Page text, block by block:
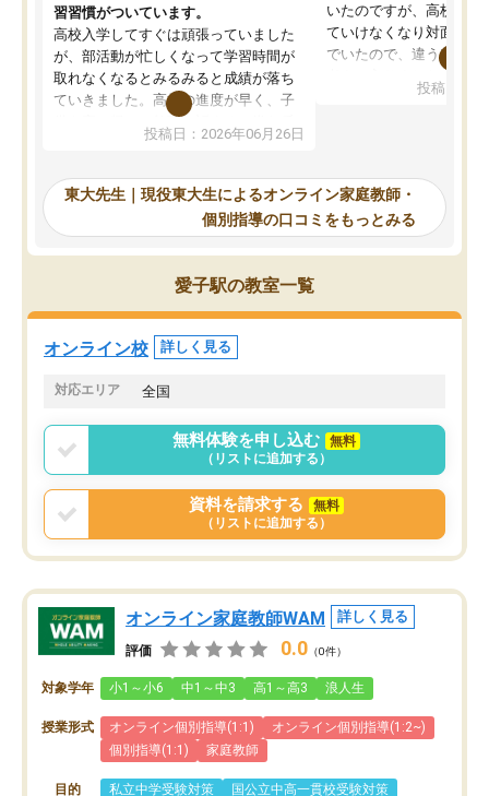
習習慣がついています。
高校入学してすぐは頑張っていました
が、部活動が忙しくなって学習時間が
取れなくなるとみるみると成績が落ち
ていきました。高校の進度が早く、子
供も家に帰って勉強の話すると嫌な反
応を示します。東大先生にお願いして
れるので、親としても安心です。毎日
使える自習室とかもあり、わからない
ところがあれば先生が回答してくれる
のも重宝しています。
投稿日：2026年06月26日
いたのですが、高校に入
ていけなくなり対面の塾
でいたので、違うアプロ
で、当初は模試でD判定
自習室が毎日使えていつ
るのが心強かったよう
謝です。
投稿日：
東大先生｜現役東大生によるオンライン家庭教師・
個別指導の口コミをもっとみる
愛子駅の教室一覧
オンライン校 詳しく見る
対応エリア 全国
無料体験を申し込む
無料
（リストに追加する）
資料を請求する
無料
（リストに追加する）
オンライン家庭教師WAM 詳しく見る
評価 0.0 （0件）
対象学年 小1～小6 中1～中3 高1～高3 浪人生
授業形式 オンライン個別指導(1:1)
オンライン個別指導(1:2~)
個別指導(1:1)
家庭教師
目的 私立中学受験対策
国公立中高一貫校受験対策